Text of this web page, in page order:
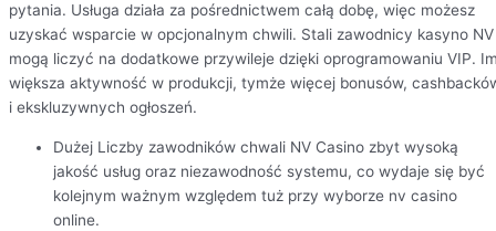
pytania. Usługa działa za pośrednictwem całą dobę, więc możesz
uzyskać wsparcie w opcjonalnym chwili. Stali zawodnicy kasyno NV
mogą liczyć na dodatkowe przywileje dzięki oprogramowaniu VIP.
większa aktywność w produkcji, tymże więcej bonusów,
i ekskluzywnych ogłoszeń.
Dużej Liczby zawodników chwali NV Casino zbyt wysoką
jakość usług oraz niezawodność systemu, co wydaje się być
kolejnym ważnym względem tuż przy wyborze nv casino
online.